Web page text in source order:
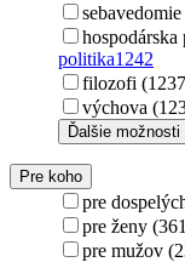
politika1242
filozofi
výchova
Ďalšie možnosti
Pre koho
pre
pre ženy
pre mužov